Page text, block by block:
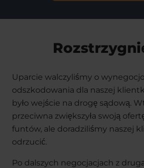
Uparcie walczyliśmy o
odszkodowania dla naszej
było wejście na drogę sądową.
przeciwna zwiększyła swoją
funtów, ale doradziliśmy naszej
odrzucić.
Po dalszych negocjacjach z